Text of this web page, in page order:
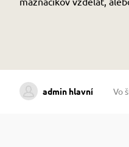
admin hlavní Vo